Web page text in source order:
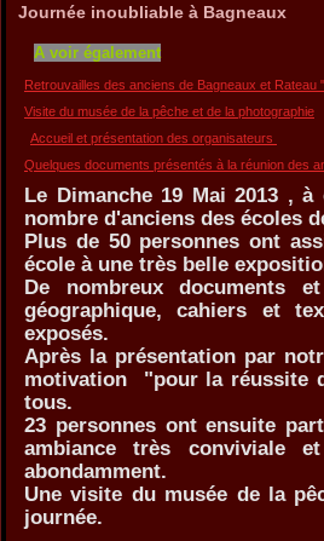
Journée inoubliable à Bagneaux
A voir également
Retrouvailles des anciens de Bagneaux et Rateau
Visite du musée de la pêche et de la photographie
Accueil et présentation des organisateurs
Quelques documents présentés à la réunion des
Le Dimanche 19 Mai 2013 ,
nombre d'anciens des écoles
Plus de 50 personnes ont
école à une très belle
De nombreux documents
géographique, cahiers et
exposés.
Après la présentation par
motivation "pour la réussite
tous.
23 personnes ont ensuite
ambiance très conviviale
abondamment.
Une visite du musée de la
journée.